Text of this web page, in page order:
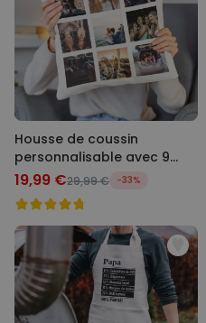
Housse de coussin
personnalisable avec 9
images
19,99 €29,99 € -33%